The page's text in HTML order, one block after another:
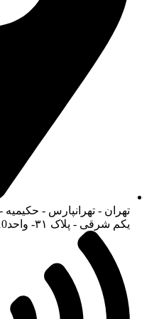
تهران - تهرانپارس -
یکم شرقی - پلاک ۳۱- واحد10 شرکت تجهیز امرتات آداک